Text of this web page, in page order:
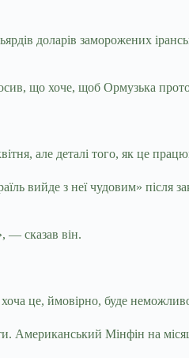
доларів заморожених
що хоче, щоб Ормузька
але деталі того, як це
вийде з неї чудовим» після
— сказав він.
хоча це, ймовірно, буде
Мінфін на